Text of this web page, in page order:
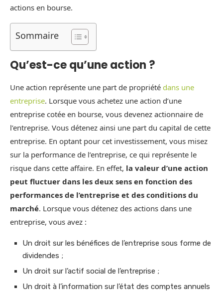
actions en bourse.
Sommaire
Qu’est-ce qu’une action ?
Une action représente une part de propriété dans une
entreprise. Lorsque vous achetez une action d’une
entreprise cotée en bourse, vous devenez actionnaire de
l’entreprise. Vous détenez ainsi une part du capital de cette
entreprise. En optant pour cet investissement, vous misez
sur la performance de l’entreprise, ce qui représente le
risque dans cette affaire. En effet, la valeur d’une action
peut fluctuer dans les deux sens en fonction des
performances de l’entreprise et des conditions du
marché. Lorsque vous détenez des actions dans une
entreprise, vous avez :
Un droit sur les bénéfices de l’entreprise sous forme de
dividendes ;
Un droit sur l’actif social de l’entreprise ;
Un droit à l’information sur l’état des comptes annuels